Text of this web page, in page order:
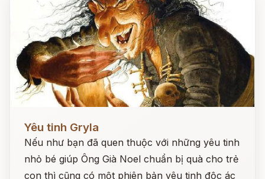
Yêu tinh Gryla
Nếu như bạn đã quen thuộc với những yêu tinh
nhỏ bé giúp Ông Già Noel chuẩn bị quà cho trẻ
con thì cũng có một phiên bản yêu tinh độc ác